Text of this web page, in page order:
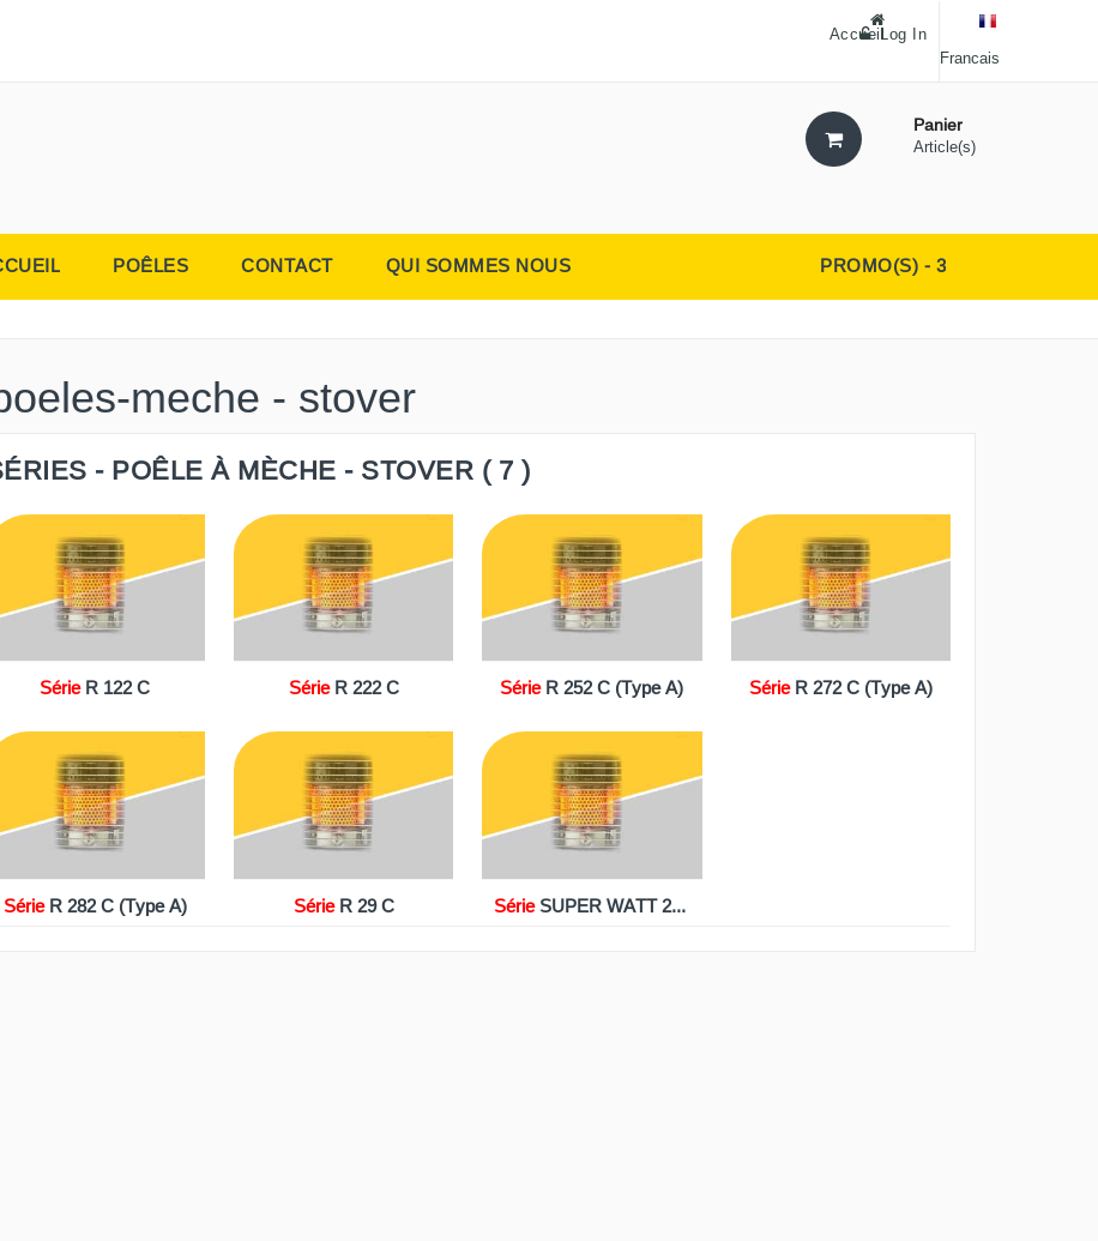
Accueil Log In
Francais
Panier
Article(s)
POÊLES CONTACT QUI SOMMES NOUS PROMO(S) - 3
meche - stover
- POÊLE À MÈCHE - STOVER ( 7 )
Série R 122 C Série R 222 C Série R 252 C (Type A) Série R 272 C (Type A)
Série R 282 C (Type A) Série R 29 C Série SUPER WATT 2500